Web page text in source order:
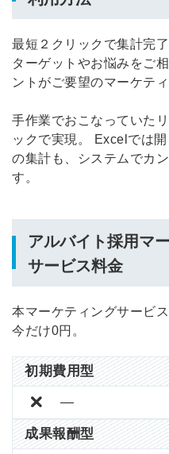
最短２クリックで集計完了
ターゲットやお悩みをご
ントがご要望のマーケテ
手作業でおこなっていた
ックで実現。 Excelでは
の集計も、システムでカ
す。
アルバイト採用マ
サービス料金
本マーケティングサービ
今だけ0円。
初期費用型
―
成果報酬型
忘れですか？
でログイン
許可なく投稿すること
せん
み